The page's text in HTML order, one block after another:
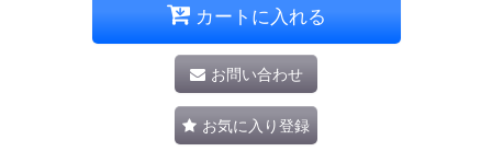
カートに入れる
お問い合わせ
お気に入り登録